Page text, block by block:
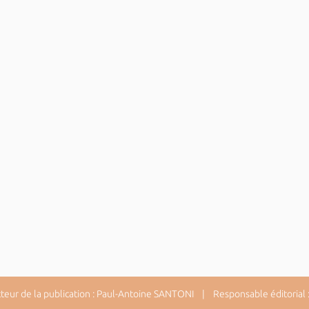
de la publication : Paul-Antoine SANTONI | Responsable éditorial :